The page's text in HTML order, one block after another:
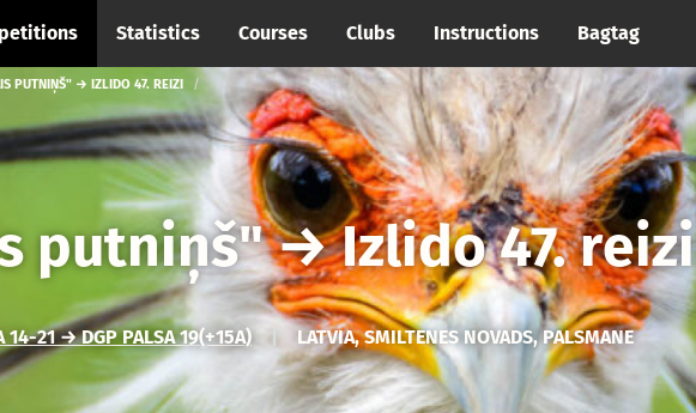
Statistics Courses Clubs Instructions Bagtag
PUTNIŅŠ" → IZLIDO 47. REIZI
putniņš"→Izlido 47. reizi
14-21 → DGP PALSA 19(+15A) | LATVIA, SMILTENES NOVADS, PALSMANE